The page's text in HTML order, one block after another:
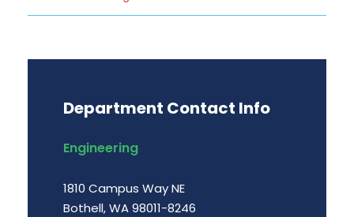
Department Contact Info
Engineering
1810 Campus Way NE
Bothell, WA 98011-8246